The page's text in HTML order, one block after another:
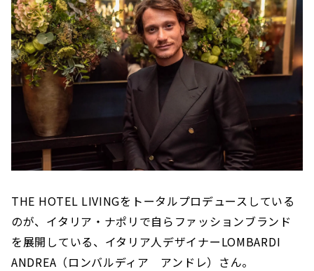
THE HOTEL LIVINGをトータルプロデュースしている
のが、イタリア・ナポリで自らファッションブランド
を展開している、イタリア人デザイナーLOMBARDI
ANDREA（ロンバルディア アンドレ）さん。